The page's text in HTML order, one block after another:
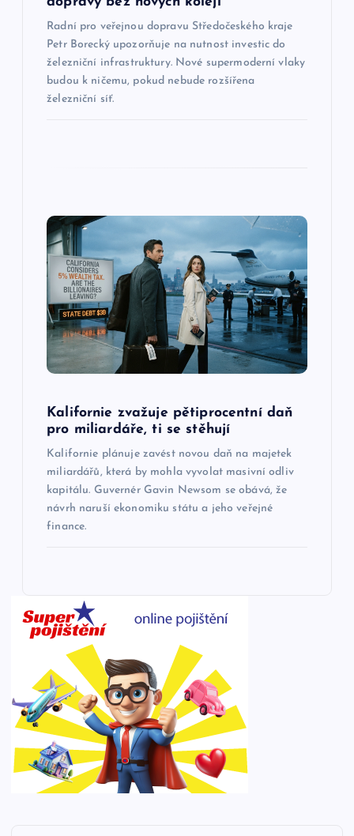
Radní pro veřejnou dopravu Středočeského kraje
Petr Borecký upozorňuje na nutnost investic do
železniční infrastruktury. Nové supermoderní vlaky
budou k ničemu, pokud nebude rozšířena
železniční síť.
Kalifornie zvažuje pětiprocentní daň
pro miliardáře, ti se stěhují
Kalifornie plánuje zavést novou daň na majetek
miliardářů, která by mohla vyvolat masivní odliv
kapitálu. Guvernér Gavin Newsom se obává, že
návrh naruší ekonomiku státu a jeho veřejné
finance.